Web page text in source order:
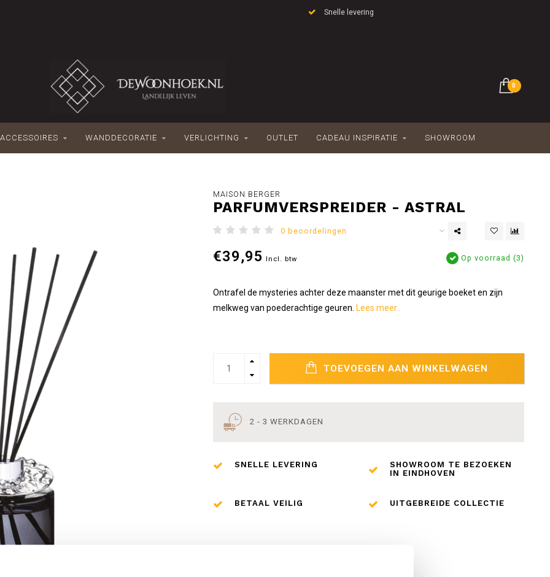
Snelle levering
0
WANDDECORATIE VERLICHTING OUTLET CADEAU INSPIRATIE SHOWROOM
MAISON BERGER
PARFUMVERSPREIDER - ASTRAL
0 beoordelingen
€39,95 Incl. btw Op voorraad (3)
Ontrafel de mysteries achter deze maanster met dit geurige boeket en zijn
melkweg van poederachtige geuren. Lees meer..
TOEVOEGEN AAN WINKELWAGEN
2 - 3 WERKDAGEN
SNELLE LEVERING
SHOWROOM TE BEZOEKEN
IN EINDHOVEN
BETAAL VEILIG UITGEBREIDE COLLECTIE